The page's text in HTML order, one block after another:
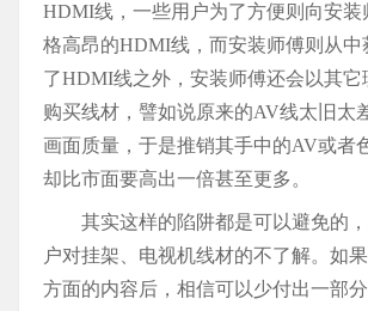
HDMI线，一些用户为了方便则向安装
格高昂的HDMI线，而安装师傅则从中
了HDMI线之外，安装师傅还会以其它
购买线材，譬如说原来的AV线太旧太
画面质量，于是推销其手中的AV或者
却比市面要高出一倍甚至更多。
其实这样的陷阱都是可以避免的
户对挂架、电视机线材的不了解。如
方面的内容后，相信可以少付出一部